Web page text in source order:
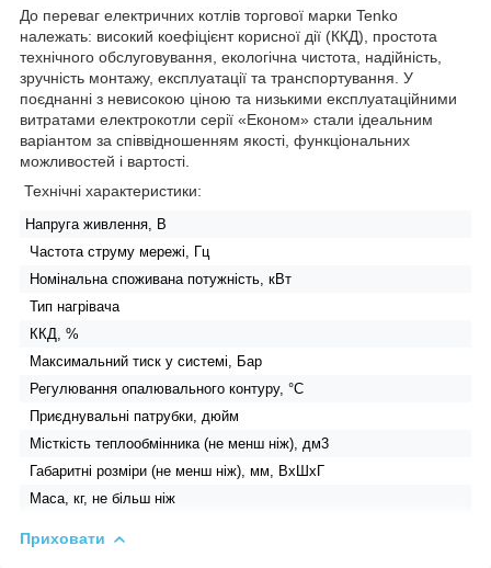
До переваг електричних котлів торгової марки Tenko
належать: високий коефіцієнт корисної дії (ККД), простота
технічного обслуговування, екологічна чистота, надійність,
зручність монтажу, експлуатації та транспортування. У
поєднанні з невисокою ціною та низькими експлуатаційними
витратами електрокотли серії «Економ» стали ідеальним
варіантом за співвідношенням якості, функціональних
можливостей і вартості.
Технічні характеристики:
Напруга живлення, В
Частота струму мережі, Гц
Номінальна споживана потужність, кВт
Тип нагрівача
ККД, %
Максимальний тиск у системі, Бар
Регулювання опалювального контуру, °C
Приєднувальні патрубки, дюйм
Місткість теплообмінника (не менш ніж), дм3
Габаритні розміри (не менш ніж), мм, ВхШхГ
Маса, кг, не більш ніж
Приховати